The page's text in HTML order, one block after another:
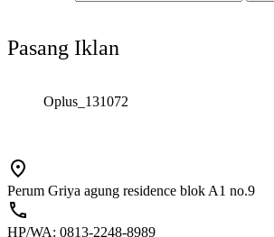
Pasang Iklan
Oplus_131072
Perum Griya agung residence blok A1 no.9
HP/WA: 0813-2248-8989